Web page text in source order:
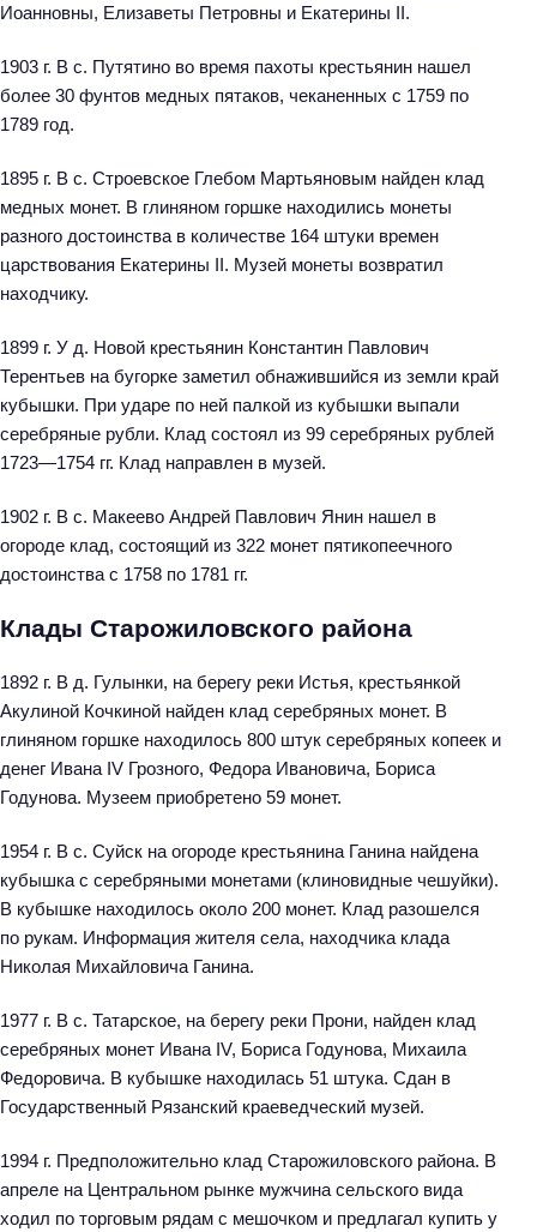
Иоанновны, Елизаветы Петровны и Екатерины II.
1903 г. В с. Путятино во время пахоты крестьянин нашел
более 30 фунтов медных пятаков, чеканенных с 1759 по
1789 год.
1895 г. В с. Строевское Глебом Мартьяновым найден клад
медных монет. В глиняном горшке находились монеты
разного достоинства в количестве 164 штуки времен
царствования Екатерины II. Музей монеты возвратил
находчику.
1899 г. У д. Новой крестьянин Константин Павлович
Терентьев на бугорке заметил обнажившийся из земли край
кубышки. При ударе по ней палкой из кубышки выпали
серебряные рубли. Клад состоял из 99 серебряных рублей
1723—1754 гг. Клад направлен в музей.
1902 г. В с. Макеево Андрей Павлович Янин нашел в
огороде клад, состоящий из 322 монет пятикопеечного
достоинства с 1758 по 1781 гг.
Клады Старожиловского района
1892 г. В д. Гулынки, на берегу реки Истья, крестьянкой
Акулиной Кочкиной найден клад серебряных монет. В
глиняном горшке находилось 800 штук серебряных копеек и
денег Ивана IV Грозного, Федора Ивановича, Бориса
Годунова. Музеем приобретено 59 монет.
1954 г. В с. Суйск на огороде крестьянина Ганина найдена
кубышка с серебряными монетами (клиновидные чешуйки).
В кубышке находилось около 200 монет. Клад разошелся
по рукам. Информация жителя села, находчика клада
Николая Михайловича Ганина.
1977 г. В с. Татарское, на берегу реки Прони, найден клад
серебряных монет Ивана IV, Бориса Годунова, Михаила
Федоровича. В кубышке находилась 51 штука. Сдан в
Государственный Рязанский краеведческий музей.
1994 г. Предположительно клад Старожиловского района. В
апреле на Центральном рынке мужчина сельского вида
ходил по торговым рядам с мешочком и предлагал купить у